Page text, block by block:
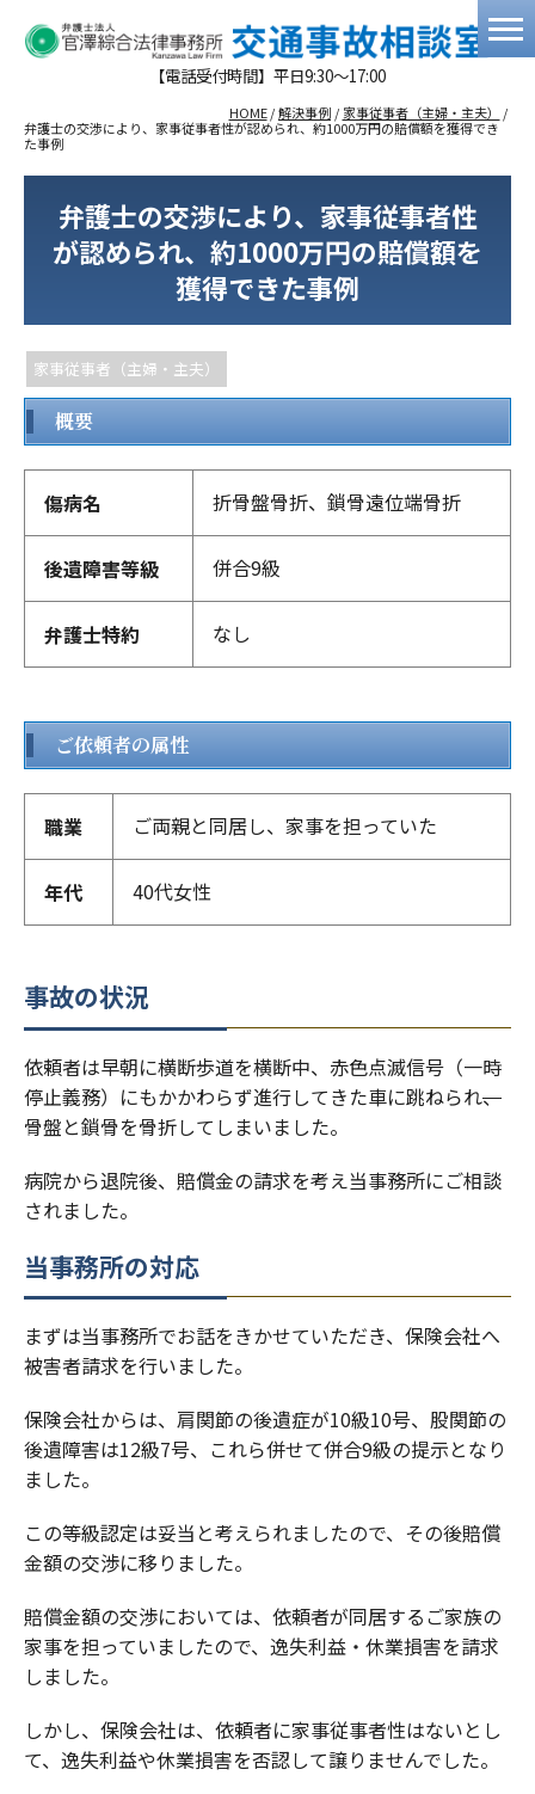
【電話受付時間】平日9:30～17:00
HOME /解決事例 / 家事従事者（主婦・主夫）
/
弁護士の交渉により、家事従事者性が認められ、約1000万円の賠償額を獲得でき
た事例
弁護士の交渉により、家事従事者性
が認められ、約1000万円の賠償額を
獲得できた事例
家事従事者（主婦・主夫）
概要
傷病名 折骨盤骨折、鎖骨遠位端骨折
後遺障害等級 併合9級
弁護士特約 なし
ご依頼者の属性
職業 ご両親と同居し、家事を担っていた
年代 40代女性
事故の状況
依頼者は早朝に横断歩道を横断中、赤色点滅信号（一時
停止義務）にもかかわらず進行してきた車に跳ねられ、
骨盤と鎖骨を骨折してしまいました。
病院から退院後、賠償金の請求を考え当事務所にご相談
されました。
当事務所の対応
まずは当事務所でお話をきかせていただき、保険会社へ
被害者請求を行いました。
保険会社からは、肩関節の後遺症が10級10号、股関節の
後遺障害は12級7号、これら併せて併合9級の提示となり
ました。
この等級認定は妥当と考えられましたので、その後賠償
金額の交渉に移りました。
賠償金額の交渉においては、依頼者が同居するご家族の
家事を担っていましたので、逸失利益・休業損害を請求
しました。
しかし、保険会社は、依頼者に家事従事者性はないとし
て、逸失利益や休業損害を否認して譲りませんでした。